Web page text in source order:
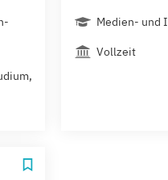
Medien- und
Vollzeit